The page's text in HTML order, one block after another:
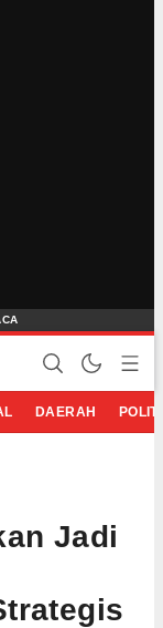
DAERAH
Jadi